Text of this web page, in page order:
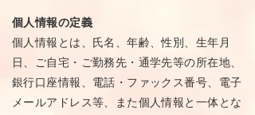
個人情報の定義
個人情報とは、氏名、年齢、性別、生年月
日、ご自宅・ご勤務先・通学先等の所在地、
銀行口座情報、電話・ファックス番号、電子
メールアドレス等、また個人情報と一体とな